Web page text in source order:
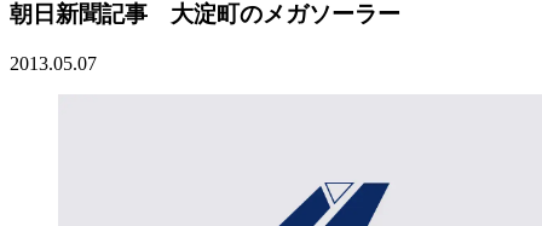
朝日新聞記事 大淀町のメガソーラー
2013.05.07